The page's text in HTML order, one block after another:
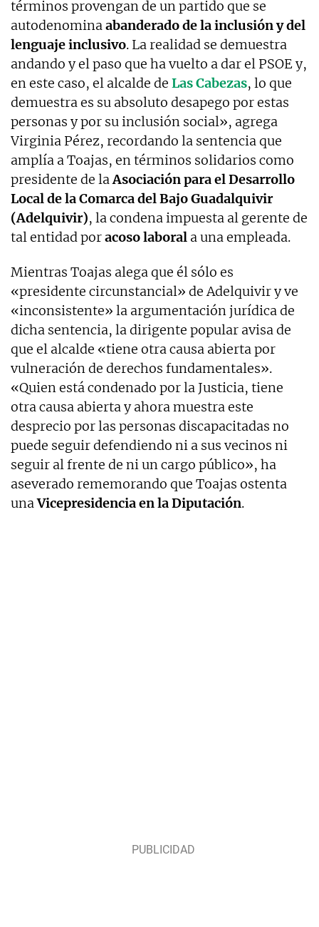
términos provengan de un partido que se
autodenominaabanderado de la inclusión y del
lenguaje inclusivo. La realidad se demuestra
andando y el paso que ha vuelto a dar el PSOE y,
en este caso, el alcalde de Las Cabezas, lo que
demuestra es su absoluto desapego por estas
personas y por su inclusión social», agrega
Virginia Pérez, recordando la sentencia que
amplía a Toajas, en términos solidarios como
presidente de laAsociación para el Desarrollo
Local de la Comarca del Bajo Guadalquivir
(Adelquivir), la condena impuesta al gerente de
tal entidad poracoso laboral a una empleada.
Mientras Toajas alega que él sólo es
«presidente circunstancial» de Adelquivir y ve
«inconsistente» la argumentación jurídica de
dicha sentencia, la dirigente popular avisa de
que el alcalde «tiene otra causa abierta por
vulneración de derechos fundamentales».
«Quien está condenado por la Justicia, tiene
otra causa abierta y ahora muestra este
desprecio por las personas discapacitadas no
puede seguir defendiendo ni a sus vecinos ni
seguir al frente de ni un cargo público», ha
aseverado rememorando que Toajas ostenta
unaVicepresidencia en la Diputación.